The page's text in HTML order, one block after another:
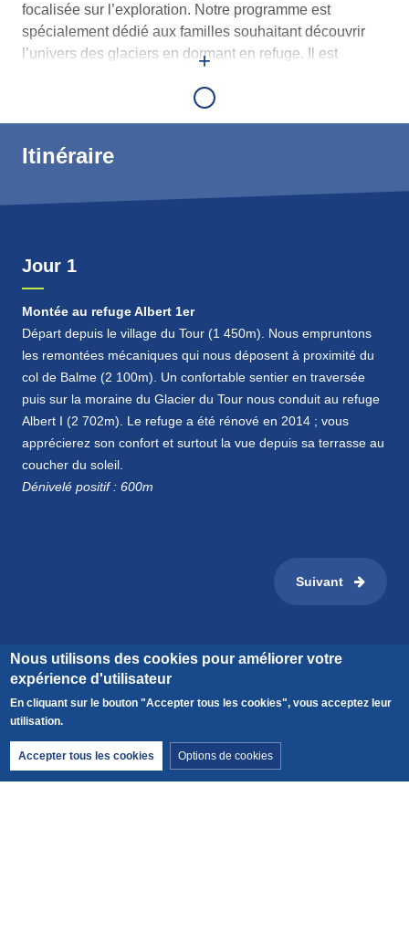
focalisée sur l’exploration. Notre programme est
spécialement dédié aux familles souhaitant découvrir
l’univers des glaciers en dormant en refuge. Il est
de l’alpinisme (utilisation des crampons et du piolet).
nombreuses possibilités
si vous souhaitez prolonger l’expérience. N’hésitez pas
+
Itinéraire
Jour 1
Montée au refuge Albert 1er
Départ depuis le village du Tour (1 450m). Nous empruntons
les remontées mécaniques qui nous déposent à proximité du
col de Balme (2 100m). Un confortable sentier en traversée
puis sur la moraine du Glacier du Tour nous conduit au refuge
Albert I (2 702m). Le refuge a été rénové en 2014 ; vous
apprécierez son confort et surtout la vue depuis sa terrasse au
coucher du soleil.
Dénivelé positif : 600m
Suivant
Calculer votre impact carbone
Découvrez le carbone émis par cette activité et ajoutez
Nous utilisons des cookies pour améliorer votre
expérience d'utilisateur
En cliquant sur le bouton "Accepter tous les cookies", vous acceptez leur
utilisation.
Accepter tous les cookies Retirer le consentement
Options de cookies